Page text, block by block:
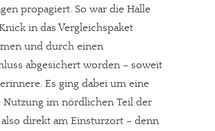
propagiert. So war die Halle
in das Vergleichspaket
und durch einen
abgesichert worden – soweit
Es ging dabei um eine
im nördlichen Teil der
also direkt am Einsturzort – denn